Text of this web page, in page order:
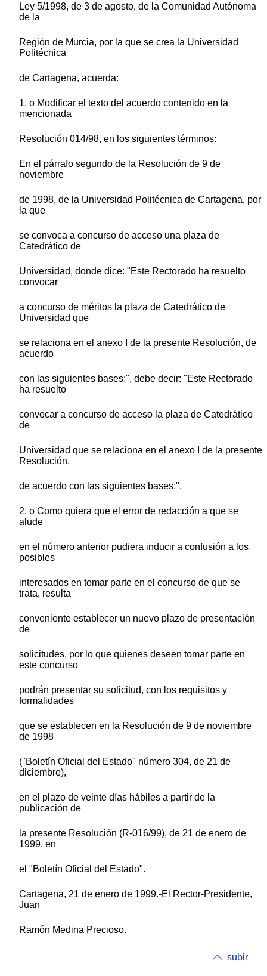
Ley 5/1998, de 3 de agosto, de la Comunidad Autónoma
de la
Región de Murcia, por la que se crea la Universidad
Politécnica
de Cartagena, acuerda:
1. o Modificar el texto del acuerdo contenido en la
mencionada
Resolución 014/98, en los siguientes términos:
En el párrafo segundo de la Resolución de 9 de
noviembre
de 1998, de la Universidad Politécnica de Cartagena, por
la que
se convoca a concurso de acceso una plaza de
Catedrático de
Universidad, donde dice: "Este Rectorado ha resuelto
convocar
a concurso de méritos la plaza de Catedrático de
Universidad que
se relaciona en el anexo I de la presente Resolución, de
acuerdo
con las siguientes bases:", debe decir: "Este Rectorado
ha resuelto
convocar a concurso de acceso la plaza de Catedrático
de
Universidad que se relaciona en el anexo I de la presente
Resolución,
de acuerdo con las siguientes bases:".
2. o Como quiera que el error de redacción a que se
alude
en el número anterior pudiera inducir a confusión a los
posibles
interesados en tomar parte en el concurso de que se
trata, resulta
conveniente establecer un nuevo plazo de presentación
de
solicitudes, por lo que quienes deseen tomar parte en
este concurso
podrán presentar su solicitud, con los requisitos y
formalidades
que se establecen en la Resolución de 9 de noviembre
de 1998
("Boletín Oficial del Estado" número 304, de 21 de
diciembre),
en el plazo de veinte días hábiles a partir de la
publicación de
la presente Resolución (R-016/99), de 21 de enero de
1999, en
el "Boletín Oficial del Estado".
Cartagena, 21 de enero de 1999.-El Rector-Presidente,
Juan
Ramón Medina Precioso.
subir